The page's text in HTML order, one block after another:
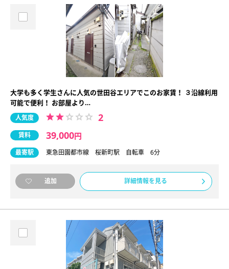
大学も多く学生さんに人気の世田谷エリアでこのお家賃！ ３沿線利用
可能で便利！ お部屋より…
人気度 2
賃料 39,000円
最寄駅 東急田園都市線 桜新町駅 自転車 6分
追加 詳細情報を見る